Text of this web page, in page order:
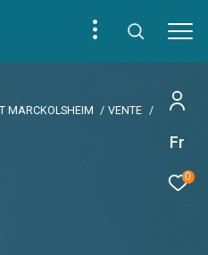
Fr
0
MARCKOLSHEIM
VENTE